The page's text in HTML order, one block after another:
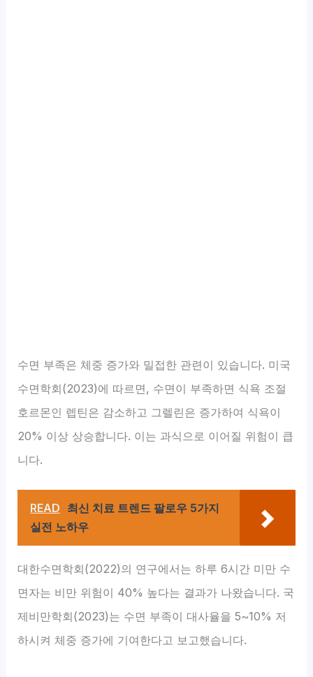
수면 부족은 체중 증가와 밀접한 관련이 있습니다. 미국
수면학회(2023)에 따르면, 수면이 부족하면 식욕 조절
호르몬인 렙틴은 감소하고 그렐린은 증가하여 식욕이
20% 이상 상승합니다. 이는 과식으로 이어질 위험이 큽
니다.
READ 최신 치료 트렌드 팔로우 5가지
실전 노하우
대한수면학회(2022)의 연구에서는 하루 6시간 미만 수
면자는 비만 위험이 40% 높다는 결과가 나왔습니다. 국
제비만학회(2023)는 수면 부족이 대사율을 5~10% 저
하시켜 체중 증가에 기여한다고 보고했습니다.